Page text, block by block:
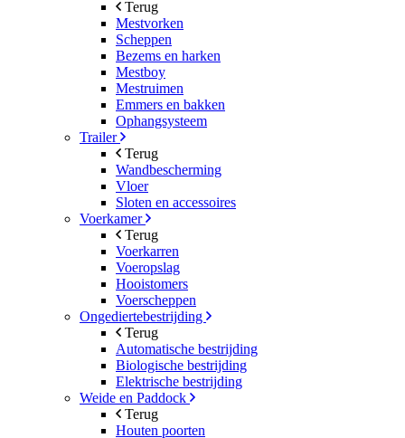
Terug
Mestvorken
Scheppen
Bezems en harken
Mestboy
Mestruimen
Emmers en bakken
Ophangsysteem
Trailer
Terug
Wandbescherming
Vloer
Sloten en accessoires
Voerkamer
Terug
Voerkarren
Voeropslag
Hooistomers
Voerscheppen
Ongediertebestrijding
Terug
Automatische bestrijding
Biologische bestrijding
Elektrische bestrijding
Weide en Paddock
Terug
Houten poorten